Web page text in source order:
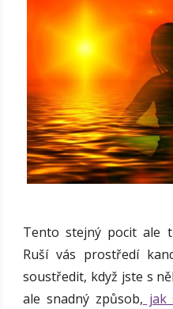
Tento stejný pocit ale
Ruší vás prostředí
soustředit, když jste s
ale snadný způsob, jak